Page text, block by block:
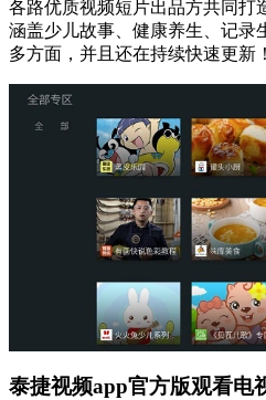
各路优质视频短片出品方共同打
涵盖少儿故事、健康养生、记录
多方面，并且还在持续快速更新！
泰捷视频app官方版观看电